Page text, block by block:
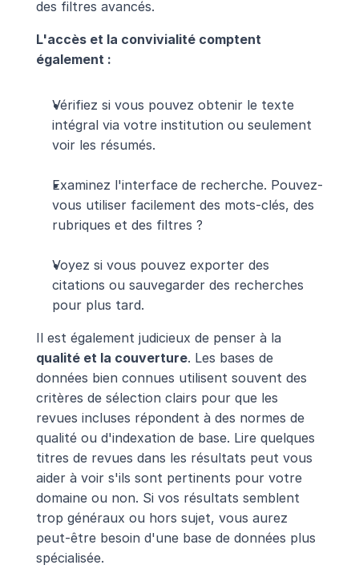
des filtres avancés.
L'accès et la convivialité comptent
également :
Vérifiez si vous pouvez obtenir le texte
intégral via votre institution ou seulement
voir les résumés.
Examinez l'interface de recherche. Pouvez-
vous utiliser facilement des mots-clés, des
rubriques et des filtres ?
Voyez si vous pouvez exporter des
citations ou sauvegarder des recherches
pour plus tard.
qualité et la couverture. Les bases de
données bien connues utilisent souvent des
critères de sélection clairs pour que les
revues incluses répondent à des normes de
qualité ou d'indexation de base. Lire quelques
titres de revues dans les résultats peut vous
aider à voir s'ils sont pertinents pour votre
domaine ou non. Si vos résultats semblent
trop généraux ou hors sujet, vous aurez
peut-être besoin d'une base de données plus
spécialisée.